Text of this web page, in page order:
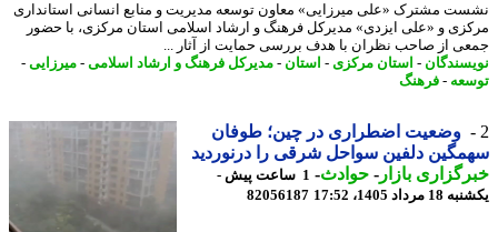
مشترک «علی میرزایی» معاون توسعه مدیریت و منابع انسانی استانداری
و «علی ایزدی» مدیرکل فرهنگ و ارشاد اسلامی استان مرکزی، با حضور
از صاحب نظران با هدف بررسی حمایت از آثار ...
-استان مرکزی - استان-مدیرکل فرهنگ و ارشاد اسلامی-میرزایی-
-فرهنگ
وضعیت اضطراری در چین؛ طوفان
دلفین سواحل شرقی را درنوردید
بازار- حوادث - 1 ساعت پیش -
1405، 17:52
82056187